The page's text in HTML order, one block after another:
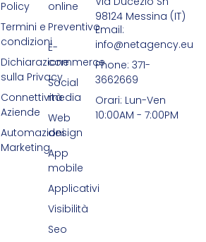
online
Preventivo
E-
commerce
Social
media
Web
design
App
mobile
Applicativi
Visibilità
Seo
Policy
Termini e
condizioni
Dichiarazione
sulla Privacy
Connettività
Aziende
Automazioni
Marketing
98124 Messina (IT)
Email:
info@netagency.eu
Phone: 371-
3662669
Orari: Lun-Ven
10:00AM - 7:00PM